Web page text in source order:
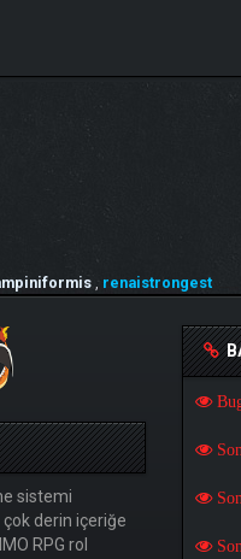
, renaistrongest
sistemi
derin içeriğe
RPG rol